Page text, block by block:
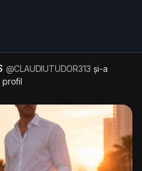
@CLAUDIUTUDOR313 și-a
profil